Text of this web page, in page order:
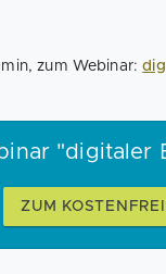
zum Webinar:
"digitaler
ZUM